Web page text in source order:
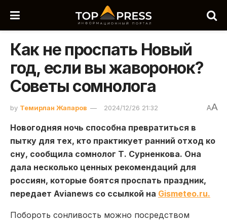
Как не проспать Новый
год, если вы жаворонок?
Советы сомнолога
by Темирлан Жапаров 2024/12/26 21:32 AA
Новогодняя ночь способна превратиться в
пытку для тех, кто практикует ранний отход ко
сну, сообщила сомнолог Т. Сурненкова. Она
дала несколько ценных рекомендаций для
россиян, которые боятся проспать праздник,
передает Avianews со ссылкой на Gismeteo.ru.
Побороть сонливость можно посредством